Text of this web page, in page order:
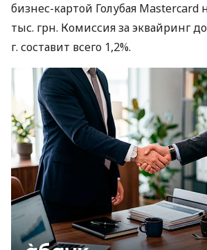
бизнес-картой Голубая Mastercard
тыс. грн. Комиссия за эквайринг
г. составит всего 1,2%.